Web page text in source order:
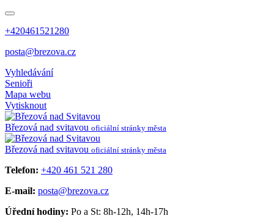
+420461521280
posta@brezova.cz
Vyhledávání
Senioři
Mapa webu
Vytisknout
Březová nad svitavou oficiální stránky města
Březová nad svitavou oficiální stránky města
Telefon: +420 461 521 280
E-mail: posta@brezova.cz
Úřední hodiny: Po a St: 8h-12h, 14h-17h